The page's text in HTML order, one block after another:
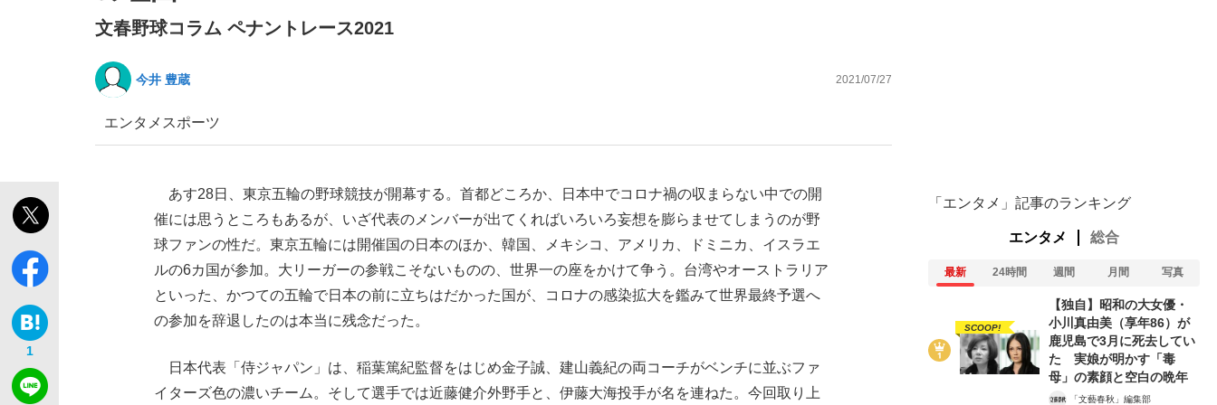
【独自】昭和の大女優・小川真由美（享年86）が鹿児島で3月に死去し...
もっと見る
文春野球コラム ペナントレース2021
今井 豊蔵 2021/07/27
エンタメ スポーツ
1
あす28日、東京五輪の野球競技が開幕する。首都どころか、日本中でコロナ禍の収まらない中での開
催には思うところもあるが、いざ代表のメンバーが出てくればいろいろ妄想を膨らませてしまうのが野
球ファンの性だ。東京五輪には開催国の日本のほか、韓国、メキシコ、アメリカ、ドミニカ、イスラエ
ルの6カ国が参加。大リーガーの参戦こそないものの、世界一の座をかけて争う。台湾やオーストラリア
といった、かつての五輪で日本の前に立ちはだかった国が、コロナの感染拡大を鑑みて世界最終予選へ
の参加を辞退したのは本当に残念だった。
日本代表「侍ジャパン」は、稲葉篤紀監督をはじめ金子誠、建山義紀の両コーチがベンチに並ぶファ
イターズ色の濃いチーム。そして選手では近藤健介外野手と、伊藤大海投手が名を連ねた。今回取り上
「エンタメ」記事のランキング
エンタメ 総合
最新 24時間 週間 月間 写真
SCOOP!
【独自】昭和の大女優・
小川真由美（享年86）が
鹿児島で3月に死去してい
た 実娘が明かす「毒
母」の素顔と空白の晩年
「文藝春秋」編集部